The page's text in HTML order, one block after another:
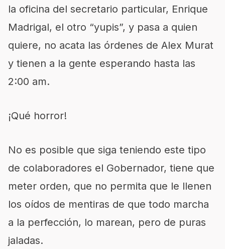
la oficina del secretario particular, Enrique
Madrigal, el otro “yupis”, y pasa a quien
quiere, no acata las órdenes de Alex Murat
y tienen a la gente esperando hasta las
2:00 am.
¡Qué horror!
No es posible que siga teniendo este tipo
de colaboradores el Gobernador, tiene que
meter orden, que no permita que le llenen
los oídos de mentiras de que todo marcha
a la perfección, lo marean, pero de puras
jaladas.